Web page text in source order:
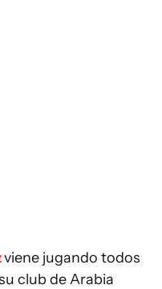
viene jugando todos
club de Arabia